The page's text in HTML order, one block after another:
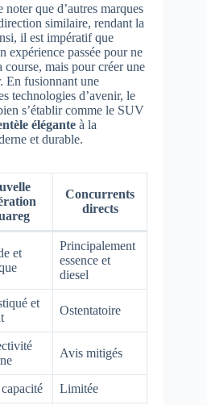
que d’autres marques
similaire, rendant la
il est impératif que
expérience passée pour ne
course, mais pour créer une
En fusionnant une
technologies d’avenir, le
s’établir comme le SUV
élégante à la
et durable.
Concurrents
directs
et
Principalement
essence et
diesel
et
Ostentatoire
Avis mitigés
Limitée